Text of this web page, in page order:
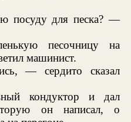
посуду для песка? —
песочницу на
машинист.
— сердито сказал
кондуктор и дал
он написал, о